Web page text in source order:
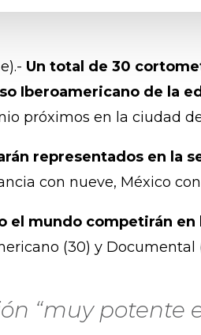
Un total de 30
Iberoamericano de la
próximos en la ciudad
representados en la
con nueve, México
el mundo competirán
(30) y Documental
“muy